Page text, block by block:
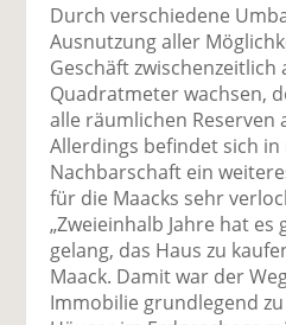
Durch verschiedene
Ausnutzung aller
Geschäft zwischenzeitlich
Quadratmeter wachsen,
alle räumlichen Reserven
Allerdings befindet sich
Nachbarschaft ein
für die Maacks sehr
„Zweieinhalb Jahre hat es
gelang, das Haus zu
Maack. Damit war der
Immobilie grundlegend